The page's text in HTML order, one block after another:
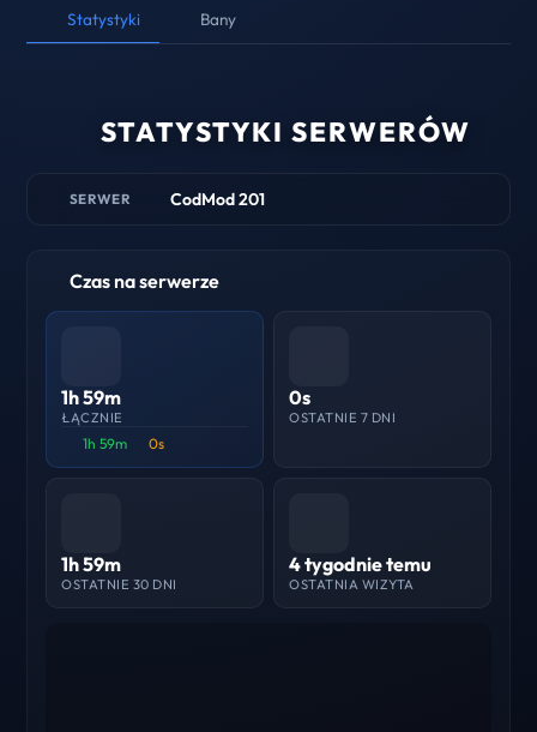
Statystyki Bany
STATYSTYKI SERWERÓW
SERWER CodMod 201
Czas na serwerze
1h 59m
ŁĄCZNIE
1h 59m 0s
0s
OSTATNIE 7 DNI
1h 59m
OSTATNIE 30 DNI
4 tygodnie temu
OSTATNIA WIZYTA